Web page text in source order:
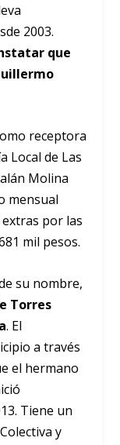
2003.
que
receptora
Local de Las
Molina
mensual
por las
mil pesos.
su nombre,
Torres
. El
a través
el hermano
Tiene un
y